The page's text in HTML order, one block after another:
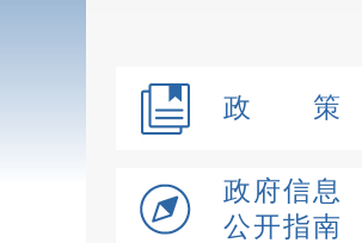
政 策
政府信息
公开指南